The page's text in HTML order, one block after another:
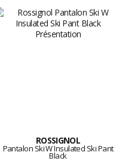
ROSSIGNOL
Pantalon Ski W Insulated Ski Pant
Black